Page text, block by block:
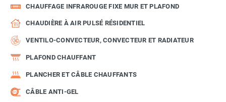
CHAUFFAGE INFRAROUGE FIXE MUR ET PLAFOND
CHAUDIÈRE À AIR PULSÉ RÉSIDENTIEL
VENTILO-CONVECTEUR, CONVECTEUR ET RADIATEUR
PLAFOND CHAUFFANT
PLANCHER ET CÂBLE CHAUFFANTS
CÂBLE ANTI-GEL